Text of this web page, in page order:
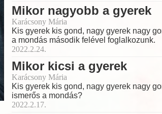
Mikor nagyobb a gyerek
Karácsony Mária
Kis gyerek kis gond, nagy gyerek nagy
a mondás második felével foglalkozunk.
2022.2.24.
Mikor kicsi a gyerek
Karácsony Mária
Kis gyerek kis gond, nagy gyerek nagy
ismerős a mondás?
2022.2.17.